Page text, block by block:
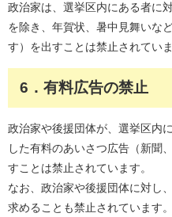
政治家は、選挙区内にある者に
を除き、年賀状、暑中見舞いな
す）を出すことは禁止されていま
6．有料広告の禁止
政治家や後援団体が、選挙区内
した有料のあいさつ広告（新聞
すことは禁止されています。
なお、政治家や後援団体に対し
求めることも禁止されています。